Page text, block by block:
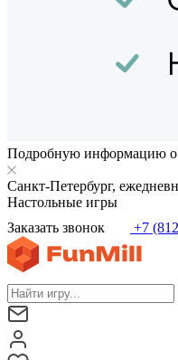
Подробную информацию о
Санкт-Петербург,
Настольные игры
Заказать звонок
+7